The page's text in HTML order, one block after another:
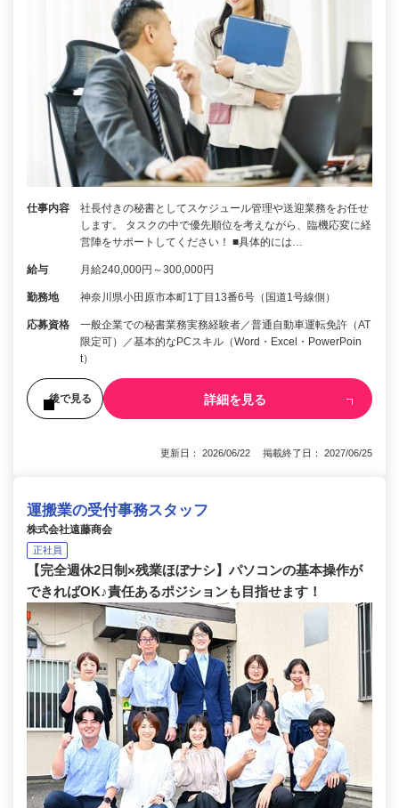
仕事内容
社長付きの秘書としてスケジュール管理や送迎業務をお任せ
します。 タスクの中で優先順位を考えながら、臨機応変に経
営陣をサポートしてください！ ■具体的には…
給与 月給240,000円～300,000円
勤務地 神奈川県小田原市本町1丁目13番6号（国道1号線側）
応募資格
一般企業での秘書業務実務経験者／普通自動車運転免許（AT
限定可）／基本的なPCスキル（Word・Excel・PowerPoin
t）
後で見る 詳細を見る
更新日： 2026/06/22 掲載終了日： 2027/06/25
運搬業の受付事務スタッフ
株式会社遠藤商会
正社員
【完全週休2日制×残業ほぼナシ】パソコンの基本操作が
できればOK♪責任あるポジションも目指せます！